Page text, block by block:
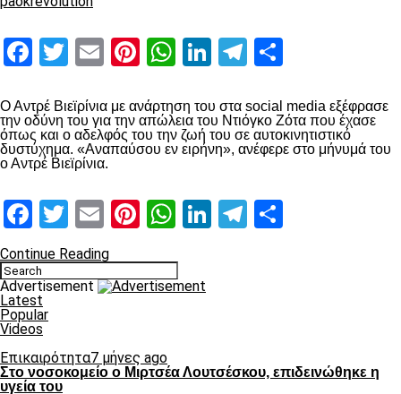
Facebook
Twitter
EmailPinterest
WhatsApp
LinkedIn
Telegram
Ο Αντρέ Βιεϊρίνια με ανάρτηση του στα social media εξέφρασε
την οδύνη του για την απώλεια του Ντιόγκο Ζότα που έχασε
όπως και ο αδελφός του την ζωή του σε αυτοκινητιστικό
δυστύχημα. «Αναπαύσου εν ειρήνη», ανέφερε στο μήνυμά του
ο Αντρέ Βιεϊρίνια.
Facebook
Twitter
EmailPinterest
WhatsApp
LinkedIn
Telegram
Continue Reading
Advertisement
Latest
Popular
Videos
Επικαιρότητα7 μήνες ago
Στο νοσοκομείο ο Μιρτσέα Λουτσέσκου, επιδεινώθηκε η
υγεία του